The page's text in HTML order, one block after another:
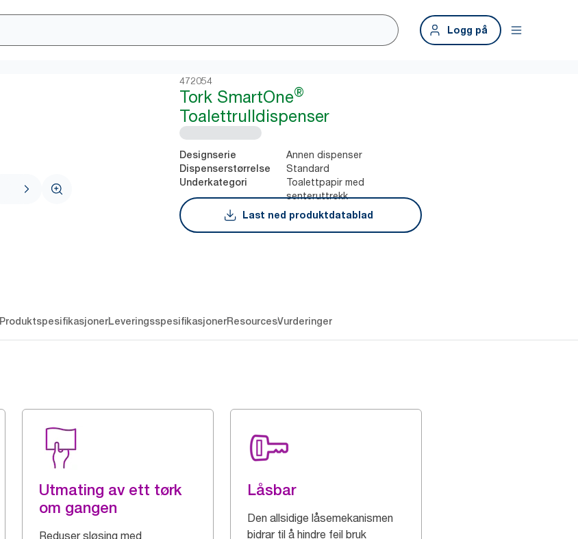
Logg på
472054
Tork SmartOne®
Toalettrulldispenser
Designserie Annen dispenser
Dispenserstørrelse Standard
Underkategori
Toalettpapir med
senteruttrekk
Last ned produktdatablad
ProduktspesifikasjonerLeveringsspesifikasjonerResourcesVurderinger
Utmating av ett tørk
om gangen
Reduser sløsing med
Låsbar
Den allsidige låsemekanismen
bidrar til å hindre feil bruk